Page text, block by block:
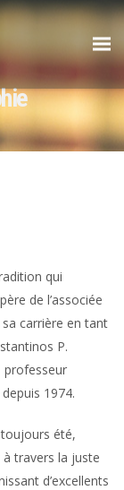
qui
de l’associée
carrière en tant
P.
professeur
1974.
été,
à travers la juste
d’excellents